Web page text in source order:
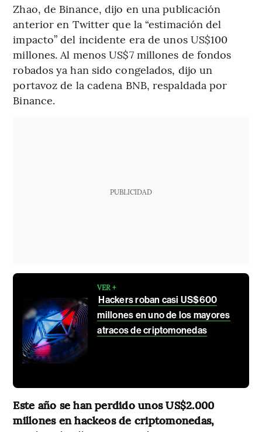
Zhao, de Binance, dijo en una publicación
anterior en Twitter que la “estimación del
impacto” del incidente era de unos US$100
millones. Al menos US$7 millones de fondos
robados ya han sido congelados, dijo un
portavoz de la cadena BNB, respaldada por
Binance.
PUBLICIDAD
VER +
Hackers roban casi US$600
millones en uno de los mayores
atracos de criptomonedas
Este año se han perdido unos US$2.000
millones en hackeos de criptomonedas,